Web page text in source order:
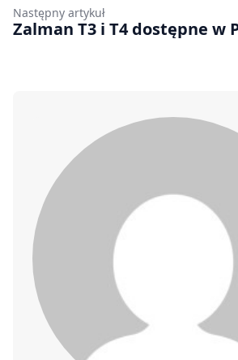
Następny artykuł
Zalman T3 i T4 dostępne w